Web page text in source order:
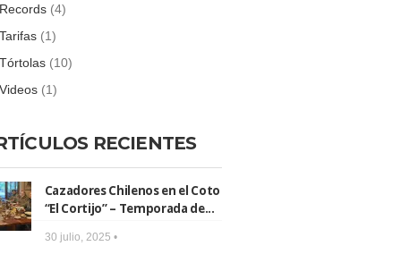
(4)
(1)
(10)
(1)
RECIENTES
Cazadores Chilenos en el Coto
“El Cortijo” – Temporada de...
30 julio, 2025 •